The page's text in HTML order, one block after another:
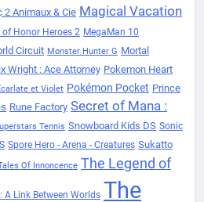
2 Animaux & Cie Magical Vacation
of Honor Heroes 2 MegaMan 10
Circuit Monster Hunter G Mortal
Wright : Ace Attorney Pokemon Heart
et Violet Pokémon Pocket Prince
Rune Factory Secret of Mana :
Tennis Snowboard Kids DS Sonic
Spore Hero - Arena - Creatures Sukatto
Of Innoncence The Legend of
A Link Between Worlds The